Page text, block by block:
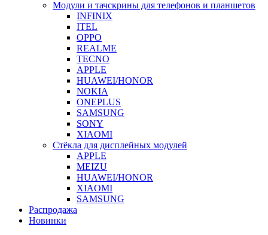
Модули и тачскрины для телефонов и планшетов
INFINIX
ITEL
OPPO
REALME
TECNO
APPLE
HUAWEI/HONOR
NOKIA
ONEPLUS
SAMSUNG
SONY
XIAOMI
Стёкла для дисплейных модулей
APPLE
MEIZU
HUAWEI/HONOR
XIAOMI
SAMSUNG
Распродажа
Новинки